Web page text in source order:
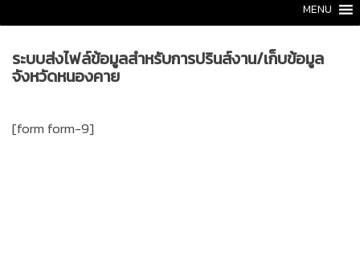
MENU
ระบบส่งไฟล์ข้อมูลสำหรับการปรินส์งาน/เก็บข้อมูล
จังหวัดหนองคาย
[form form-9]